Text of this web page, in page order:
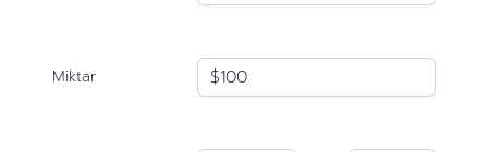
Miktar